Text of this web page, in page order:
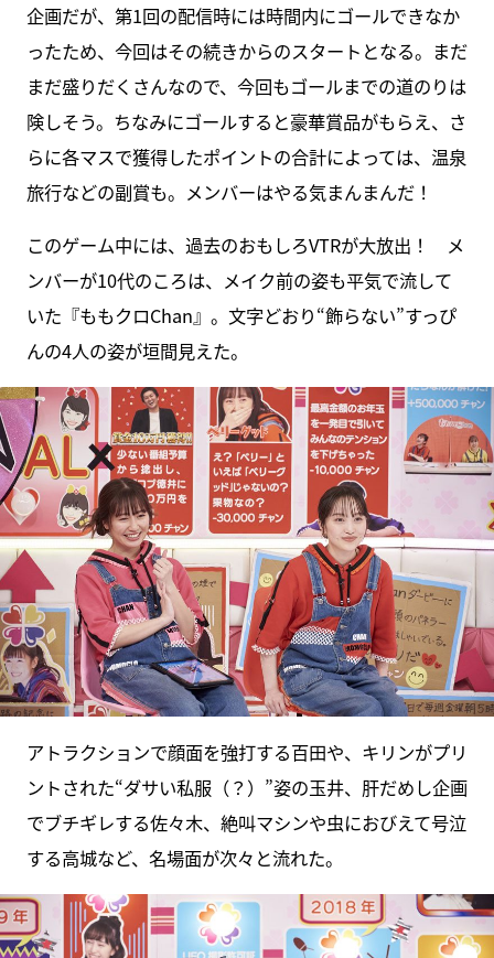
企画だが、第1回の配信時には時間内にゴールできなか
ったため、今回はその続きからのスタートとなる。まだ
まだ盛りだくさんなので、今回もゴールまでの道のりは
険しそう。ちなみにゴールすると豪華賞品がもらえ、さ
らに各マスで獲得したポイントの合計によっては、温泉
旅行などの副賞も。メンバーはやる気まんまんだ！
このゲーム中には、過去のおもしろVTRが大放出！ メ
ンバーが10代のころは、メイク前の姿も平気で流して
いた『ももクロChan』。文字どおり“飾らない”すっぴ
んの4人の姿が垣間見えた。
アトラクションで顔面を強打する百田や、キリンがプリ
ントされた“ダサい私服（？）”姿の玉井、肝だめし企画
でブチギレする佐々木、絶叫マシンや虫におびえて号泣
する高城など、名場面が次々と流れた。